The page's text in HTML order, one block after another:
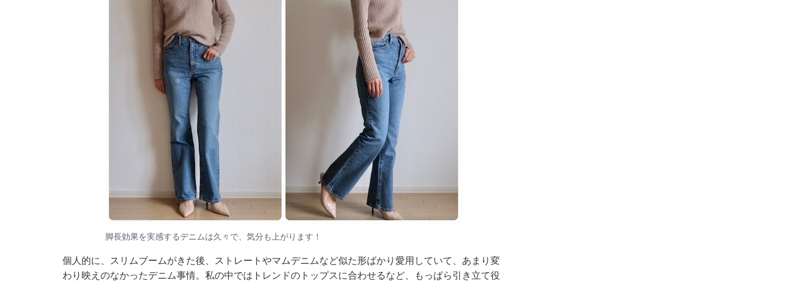
脚長効果を実感するデニムは久々で、気分も上がります！
個人的に、スリムブームがきた後、ストレートやマムデニムなど似た形ばかり愛用していて、あまり変
わり映えのなかったデニム事情。私の中ではトレンドのトップスに合わせるなど、もっぱら引き立て役